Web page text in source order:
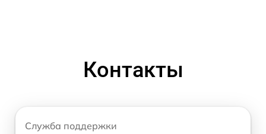
Контакты
Служба поддержки